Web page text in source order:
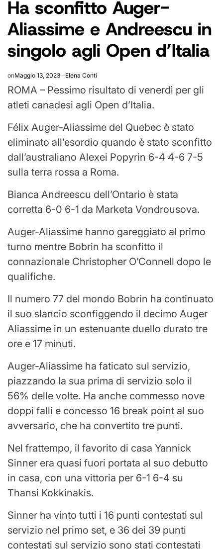
Ha sconfitto Auger-
Aliassime e Andreescu in
singolo agli Open d’Italia
onMaggio 13, 2023 Elena Conti
ROMA – Pessimo risultato di venerdì per gli
atleti canadesi agli Open d’Italia.
Félix Auger-Aliassime del Quebec è stato
eliminato all’esordio quando è stato sconfitto
dall’australiano Alexei Popyrin 6-4 4-6 7-5
sulla terra rossa a Roma.
Bianca Andreescu dell’Ontario è stata
corretta 6-0 6-1 da Marketa Vondrousova.
Auger-Aliassime hanno gareggiato al primo
turno mentre Bobrin ha sconfitto il
connazionale Christopher O’Connell dopo le
qualifiche.
Il numero 77 del mondo Bobrin ha continuato
il suo slancio sconfiggendo il decimo Auger
Aliassime in un estenuante duello durato tre
ore e 17 minuti.
Auger-Aliassime ha faticato sul servizio,
piazzando la sua prima di servizio solo il
56% delle volte. Ha anche commesso nove
doppi falli e concesso 16 break point al suo
avversario, che ha convertito tre punti.
Nel frattempo, il favorito di casa Yannick
Sinner era quasi fuori portata al suo debutto
in casa, con una vittoria per 6-1 6-4 su
Thansi Kokkinakis.
Sinner ha vinto tutti i 16 punti contestati sul
servizio nel primo set, e 36 dei 39 punti
contestati sul servizio sono stati contestati